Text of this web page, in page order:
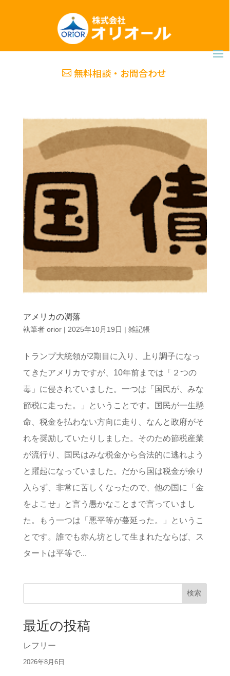
無料相談・お問合わせ
アメリカの凋落
執筆者 orior| 2025年10月19日 | 雑記帳
トランプ大統領が2期目に入り、上り調子になっ
てきたアメリカですが、10年前までは「２つの
毒」に侵されていました。一つは「国民が、みな
節税に走った。」ということです。国民が一生懸
命、税金を払わない方向に走り、なんと政府がそ
れを奨励していたりしました。そのため節税産業
が流行り、国民はみな税金から合法的に逃れよう
と躍起になっていました。だから国は税金が余り
入らず、非常に苦しくなったので、他の国に「金
をよこせ」と言う愚かなことまで言っていまし
た。もう一つは「悪平等が蔓延った。」というこ
とです。誰でも赤ん坊として生まれたならば、ス
タートは平等で...
検索
最近の投稿
レフリー
2026年8月6日